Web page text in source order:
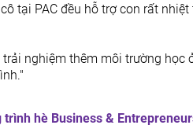
tại PAC đều hỗ trợ con rất
nghiệm thêm môi trường học
hè Business &